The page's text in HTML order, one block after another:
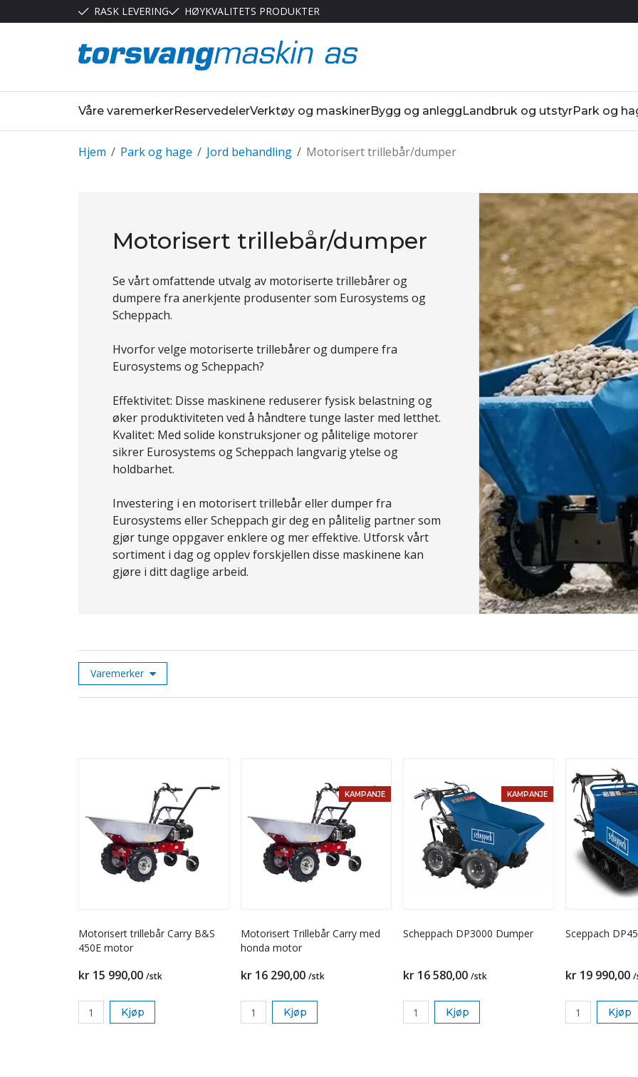
RASK LEVERING HØYKVALITETS PRODUKTER
Våre varemerkerReservedelerVerktøy og maskinerBygg og anleggLandbruk og utstyrPark og
/
Hjem /
Park og hage /
Jord behandling Motorisert trillebår/dumper
Motorisert trillebår/dumper
Se vårt omfattende utvalg av motoriserte trillebårer og
dumpere fra anerkjente produsenter som Eurosystems og
Scheppach.
Hvorfor velge motoriserte trillebårer og dumpere fra
Eurosystems og Scheppach?
Effektivitet: Disse maskinene reduserer fysisk belastning og
øker produktiviteten ved å håndtere tunge laster med letthet.
Kvalitet: Med solide konstruksjoner og pålitelige motorer
sikrer Eurosystems og Scheppach langvarig ytelse og
holdbarhet.
Investering i en motorisert trillebår eller dumper fra
Eurosystems eller Scheppach gir deg en pålitelig partner som
gjør tunge oppgaver enklere og mer effektive. Utforsk vårt
sortiment i dag og opplev forskjellen disse maskinene kan
gjøre i ditt daglige arbeid.
Varemerker
Motorisert trillebår Carry B&S
450E motor
kr 15 990,00 /stk
Kjøp
KAMPANJE
Motorisert Trillebår Carry med
honda motor
kr 16 290,00 /stk
Kjøp
KAMPANJE
Scheppach DP3000 Dumper
kr 16 580,00 /stk
Kjøp
Sceppach
kr 19 990,00 /
Kjøp